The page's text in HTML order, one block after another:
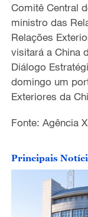
Comitê Central
ministro das
Relações
visitará a China
Diálogo
domingo um
Exteriores da
Fonte: Agência
Principais